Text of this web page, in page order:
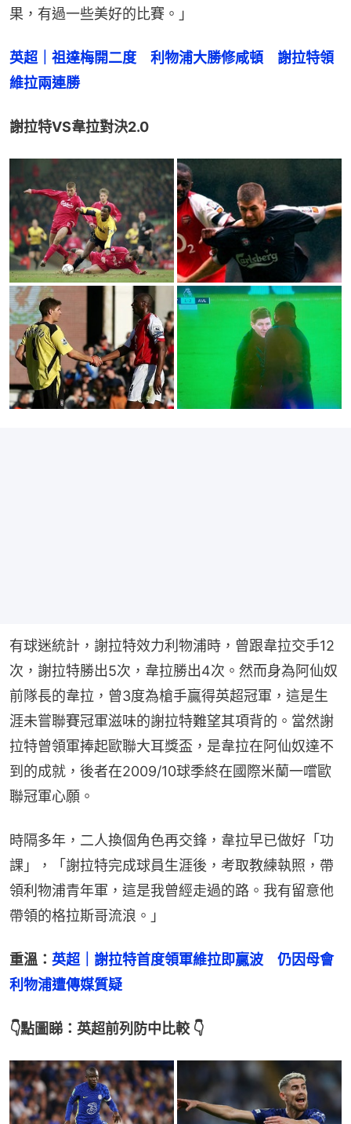
果，有過一些美好的比賽。」
英超｜祖達梅開二度　利物浦大勝修咸頓　謝拉特領
維拉兩連勝
謝拉特VS韋拉對決2.0
有球迷統計，謝拉特效力利物浦時，曾跟韋拉交手12
次，謝拉特勝出5次，韋拉勝出4次。然而身為阿仙奴
前隊長的韋拉，曾3度為槍手贏得英超冠軍，這是生
涯未嘗聯賽冠軍滋味的謝拉特難望其項背的。當然謝
拉特曾領軍捧起歐聯大耳獎盃，是韋拉在阿仙奴達不
到的成就，後者在2009/10球季終在國際米蘭一嚐歐
聯冠軍心願。
時隔多年，二人換個角色再交鋒，韋拉早已做好「功
課」，「謝拉特完成球員生涯後，考取教練執照，帶
領利物浦青年軍，這是我曾經走過的路。我有留意他
帶領的格拉斯哥流浪。」
重溫： 英超｜謝拉特首度領軍維拉即贏波　仍因母會
利物浦遭傳媒質疑
👇點圖睇：英超前列防中比較 👇